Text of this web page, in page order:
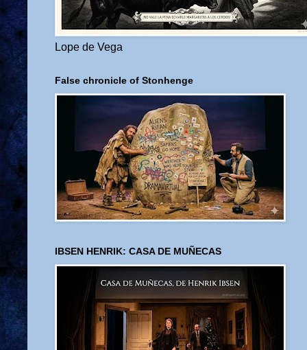
Lope de Vega
False chronicle of Stonhenge
IBSEN HENRIK: CASA DE MUÑECAS